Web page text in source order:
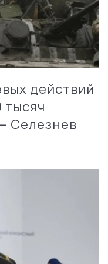
действий
тысяч
Селезнев